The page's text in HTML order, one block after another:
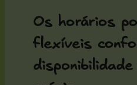
Os horários
flexíveis